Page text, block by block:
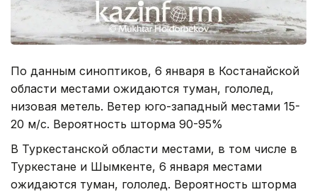
По данным синоптиков, 6 января в Костанайской
области местами ожидаются туман, гололед,
низовая метель. Ветер юго-западный местами 15-
20 м/с. Вероятность шторма 90-95%
В Туркестанской области местами, в том числе в
Туркестане и Шымкенте, 6 января местами
ожидаются туман, гололед. Вероятность шторма